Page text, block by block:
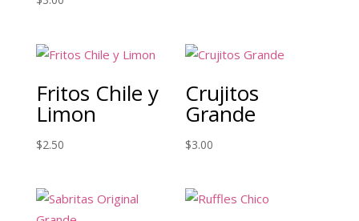
Fritos Chile y
Limon
$2.50
Crujitos
Grande
$3.00